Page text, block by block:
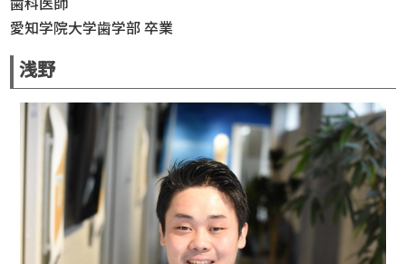
愛知学院大学歯学部 卒業
浅野